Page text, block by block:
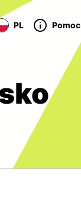
PL Pomoc